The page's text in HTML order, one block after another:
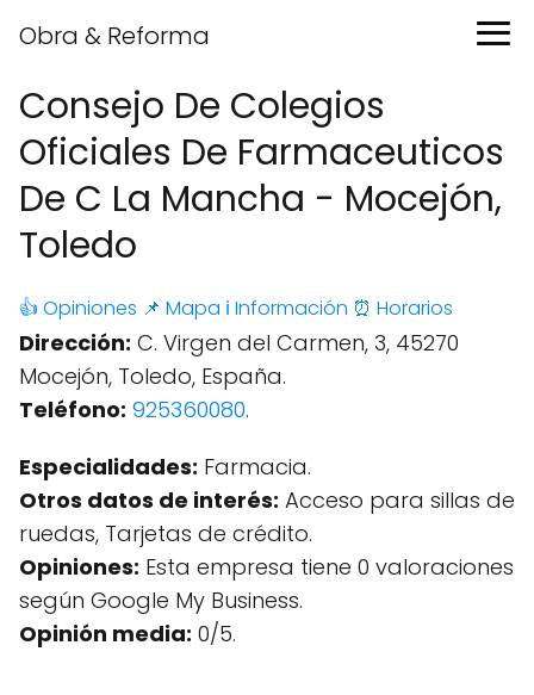
Obra & Reforma
Consejo De Colegios
Oficiales De Farmaceuticos
De C La Mancha - Mocejón,
Toledo
👍 Opiniones 📌 Mapa ℹ️ Información ⏰ Horarios
Dirección: C. Virgen del Carmen, 3, 45270
Mocejón, Toledo, España.
Teléfono: 925360080.
Especialidades: Farmacia.
Otros datos de interés: Acceso para sillas de
ruedas, Tarjetas de crédito.
Opiniones: Esta empresa tiene 0 valoraciones
según Google My Business.
Opinión media: 0/5.